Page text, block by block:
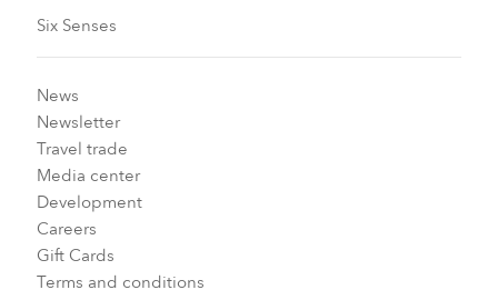
Six Senses
News
Newsletter
Travel trade
Media center
Development
Careers
Gift Cards
Terms and conditions